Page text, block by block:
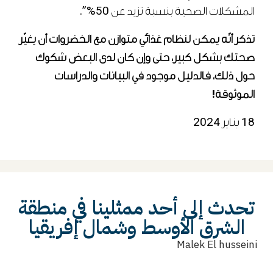
المشكلات الصحية بنسبة تزيد عن 50%”.
تذكر أنّه يمكن لنظام غذائي متوازن مع الخضروات أن يغيّر
صحتك بشكل كبير، حتى وإن كان لدى البعض شكوك
حول ذلك، فالدليل موجود في البيانات والدراسات
الموثوقة!
18 يناير 2024
تحدث إلى أحد ممثلينا في منطقة
الشرق الأوسط وشمال إفريقيا
Malek El husseini